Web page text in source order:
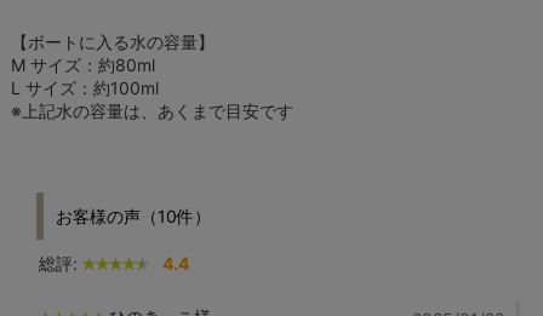
【ボートに入る水の容量】
M サイズ：約80ml
L サイズ：約100ml
※上記水の容量は、あくまで目安です
お客様の声（10件）
総評: 4.4